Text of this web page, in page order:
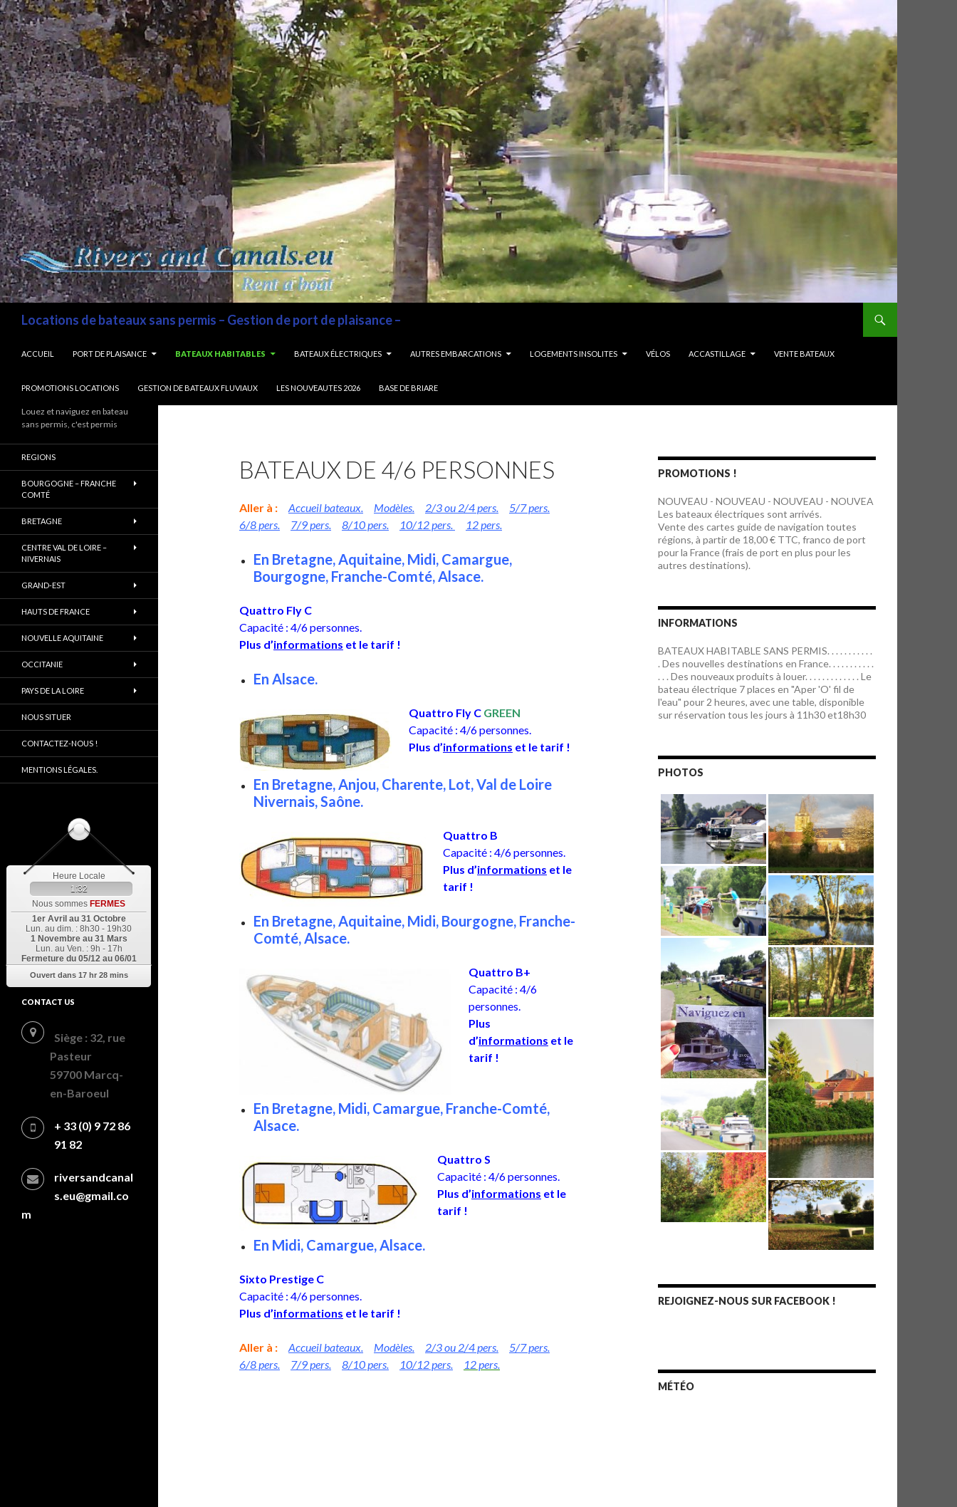
Locations de bateaux sans permis – Gestion de port de plaisance –
ACCUEIL
PORT DE PLAISANCE BATEAUX HABITABLES BATEAUX ÉLECTRIQUES AUTRES EMBARCATIONS LOGEMENTS INSOLITES VÉLOS ACCASTILLAGE VENTE BATEAUX
PROMOTIONS LOCATIONS GESTION DE BATEAUX FLUVIAUX LES NOUVEAUTES 2026 BASE DE BRIARE
BATEAUX DE 4/6 PERSONNES
Aller à : Accueil bateaux. Modèles. 2/3 ou 2/4 pers.
5/7 pers.
6/8 pers.
7/9 pers. 8/10 pers. 10/12 pers. 12 pers.
En Bretagne, Aquitaine, Midi, Camargue,
Bourgogne, Franche-Comté, Alsace.
Quattro Fly C
Capacité : 4/6 personnes.
Plus d’informations et le tarif !
En Alsace.
Quattro Fly C GREEN
Capacité : 4/6 personnes.
Plus d’informations et le tarif !
En Bretagne, Anjou, Charente, Lot, Val de Loire
Nivernais, Saône.
Quattro B
Capacité : 4/6 personnes.
Plus d’informations et le
tarif !
En Bretagne, Aquitaine, Midi, Bourgogne, Franche-
Comté, Alsace.
Quattro B+
Capacité : 4/6
personnes.
Plus
d’informations et le
tarif !
En Bretagne, Midi, Camargue, Franche-Comté,
Alsace.
Quattro S
Capacité : 4/6 personnes.
Plus d’informations et le
tarif !
En Midi, Camargue, Alsace.
Sixto Prestige C
Capacité : 4/6 personnes.
Plus d’informations et le tarif !
Aller à : Accueil bateaux. Modèles. 2/3 ou 2/4 pers.
5/7 pers.
6/8 pers.
7/9 pers. 8/10 pers. 10/12 pers. 12 pers.
PROMOTIONS !
NOUVEAU - NOUVEAU - NOUVEAU - NOUVEA
Les bateaux électriques sont arrivés.
Vente des cartes guide de navigation toutes
régions, à partir de 18,00 € TTC, franco de port
pour la France (frais de port en plus pour les
autres destinations).
INFORMATIONS
BATEAUX HABITABLE SANS PERMIS. . . . . . . . . . .
. Des nouvelles destinations en France. . . . . . . . . . .
. . . Des nouveaux produits à louer. . . . . . . . . . . . . Le
bateau électrique 7 places en "Aper 'O' fil de
l'eau" pour 2 heures, avec une table, disponible
sur réservation tous les jours à 11h30 et18h30
PHOTOS
REJOIGNEZ-NOUS SUR FACEBOOK !
MÉTÉO
Louez et naviguez en bateau
sans permis, c'est permis
REGIONS
BOURGOGNE – FRANCHE
COMTÉ
BRETAGNE
CENTRE VAL DE LOIRE –
NIVERNAIS
GRAND-EST
HAUTS DE FRANCE
NOUVELLE AQUITAINE
OCCITANIE
PAYS DE LA LOIRE
NOUS SITUER
CONTACTEZ-NOUS !
MENTIONS LÉGALES.
Heure Locale
1:32
Nous sommes FERMES
1er Avril au 31 Octobre
Lun. au dim. : 8h30 - 19h30
1 Novembre au 31 Mars
Lun. au Ven. : 9h - 17h
Fermeturedu 05/12 au 06/01
Ouvert dans 17 hr 28 mins
CONTACT US
Siège : 32, rue
Pasteur
59700 Marcq-
en-Baroeul
+ 33 (0) 9 72 86
91 82
riversandcanal
s.eu@gmail.co
m